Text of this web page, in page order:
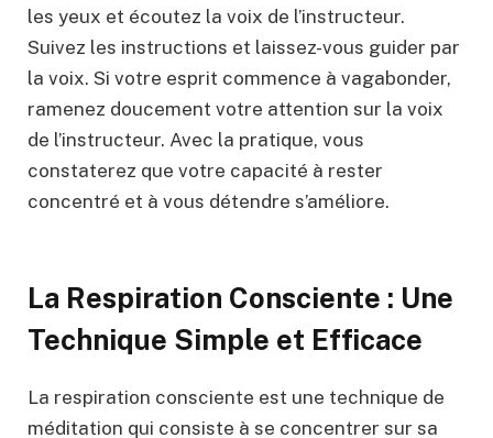
les yeux et écoutez la voix de l’instructeur.
Suivez les instructions et laissez-vous guider par
la voix. Si votre esprit commence à vagabonder,
ramenez doucement votre attention sur la voix
de l’instructeur. Avec la pratique, vous
constaterez que votre capacité à rester
concentré et à vous détendre s’améliore.
La Respiration Consciente : Une
Technique Simple et Efficace
La respiration consciente est une technique de
méditation qui consiste à se concentrer sur sa